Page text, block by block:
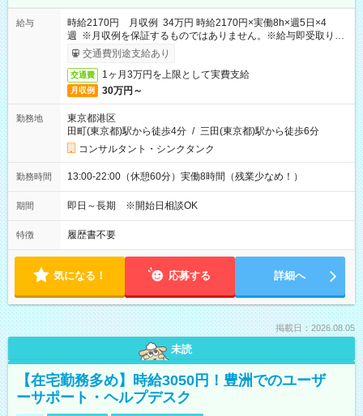
給与
時給2170円 月収例 34万円 時給2170円×実働8h×週5日×4
週 ※月収例を保証するものではありません。※給与即受取りサ
ービス利用可（利用条件有）
交通費別途支給あり
交通費 1ヶ月3万円を上限として実費支給
月収例 30万円～
勤務地
東京都港区
田町(東京都)駅から徒歩4分 / 三田(東京都)駅から徒歩6分
コンサルタント・シンクタンク
勤務時間 13:00-22:00（休憩60分）実働8時間（残業少なめ！）
期間 即日～長期 ※開始日相談OK
特徴 履歴書不要
気になる！ 応募する 詳細へ
掲載日：2026.08.05
未読
【在宅勤務多め】時給3050円！豊洲でのユーザ
ーサポート・ヘルプデスク